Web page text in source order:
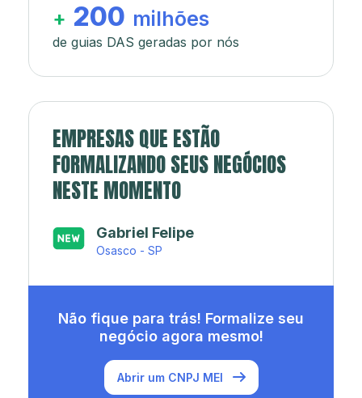
+ 200 milhões
de guias DAS geradas por nós
EMPRESAS QUE ESTÃO
FORMALIZANDO SEUS NEGÓCIOS
NESTE MOMENTO
Japa’s açaí e sorveteria
Rio de Janeiro - RJ
Não fique para trás! Formalize seu
negócio agora mesmo!
Abrir um CNPJ MEI